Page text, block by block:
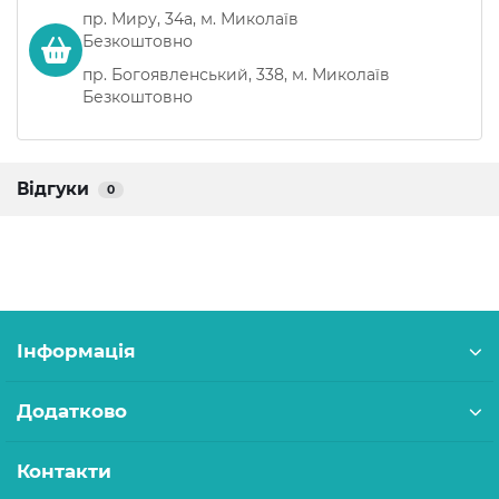
пр. Миру, 34а, м. Миколаїв
Безкоштовно
пр. Богоявленський, 338, м. Миколаїв
Безкоштовно
Відгуки 0
Інформація
Додатково
Контакти